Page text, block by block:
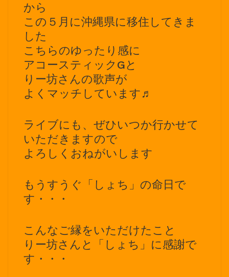
から
この５月に沖縄県に移住してきま
した
こちらのゆったり感に
アコースティックGと
りー坊さんの歌声が
よくマッチしています♬
ライブにも、ぜひいつか行かせて
いただきますので
よろしくおねがいします
もうすうぐ「しょち」の命日で
す・・・
こんなご縁をいただけたこと
りー坊さんと「しょち」に感謝で
す・・・